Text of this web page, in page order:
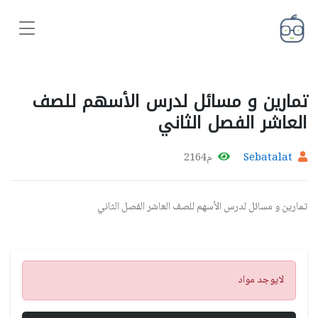
تمارين و مسائل لدرس الأسهم للصف
العاشر الفصل الثاني
Sebatalat م2164
تمارين و مسائل لدرس الأسهم للصف العاشر الفصل الثاني
تنبيه
لايوجد مواد